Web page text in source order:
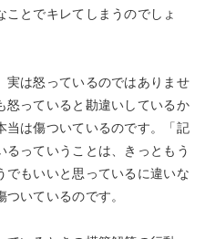
ことでキレてしまうのでしょ
実は怒っているのではありませ
怒っていると勘違いしているか
当は傷ついているのです。「記
るっていうことは、きっともう
でもいいと思っているに違いな
いているのです。